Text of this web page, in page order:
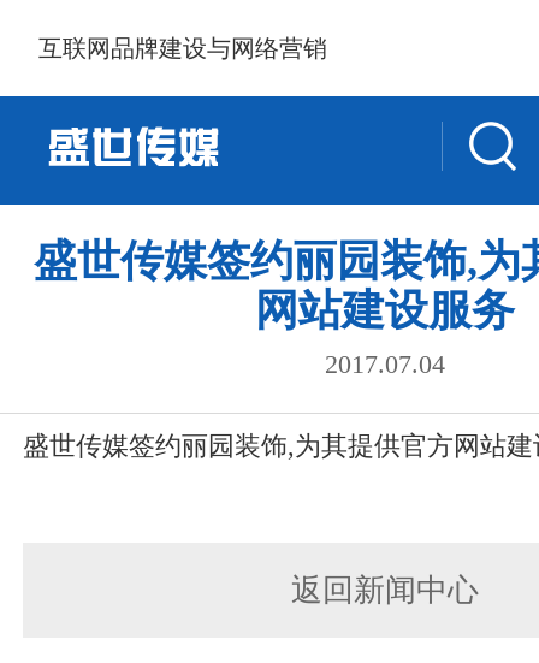
互联网品牌建设与网络营销
盛世传媒签约丽园装饰,为
网站建设服务
2017.07.04
盛世传媒签约丽园装饰,为其提供官方网站
返回新闻中心